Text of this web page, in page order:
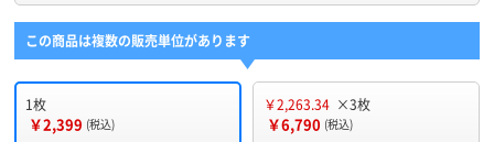
この商品は複数の販売単位があります
1枚
￥2,399 (税込)
￥2,263.34 ×3枚
￥6,790 (税込)